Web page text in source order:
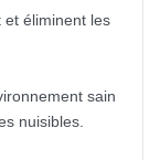
et éliminent les
sain
nuisibles.